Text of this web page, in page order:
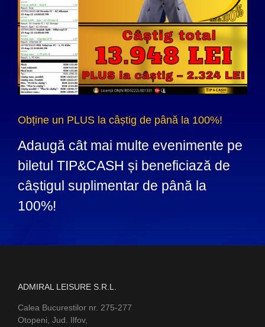
Obține un PLUS la câștig de până la 100%!
Adaugă cât mai multe evenimente pe
biletul TIP&CASH și beneficiază de
câștigul suplimentar de până la
100%!
ADMIRAL LEISURE S.R.L.
Calea Bucurestilor nr. 275-277
Otopeni, Jud. Ilfov,